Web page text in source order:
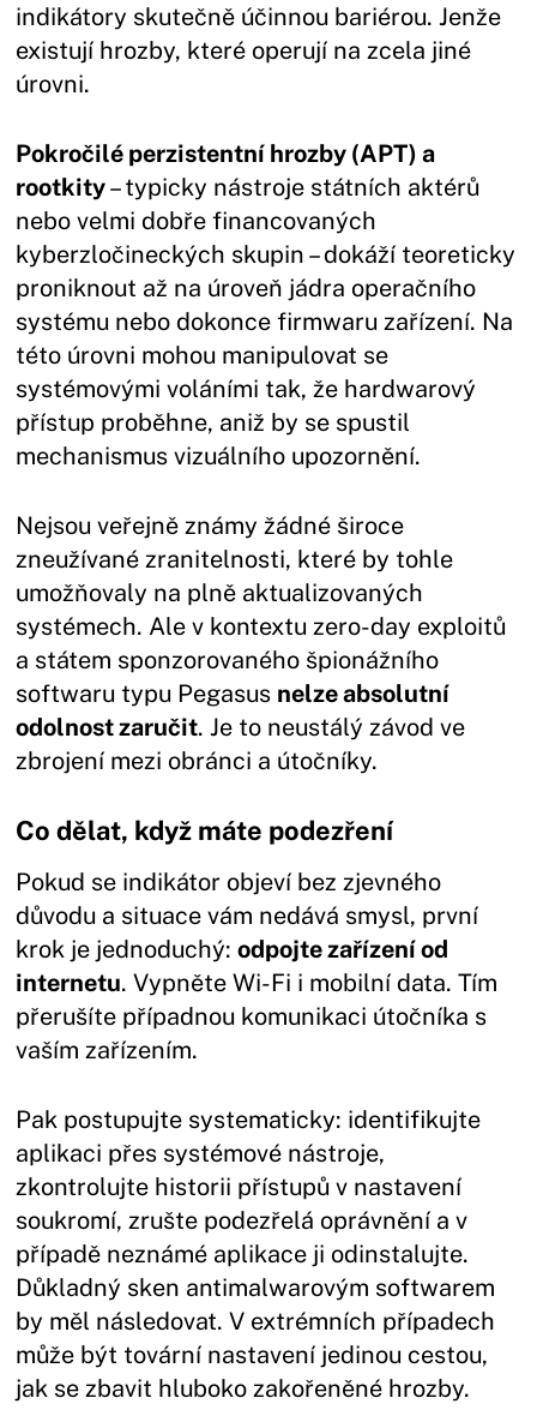
indikátory skutečně účinnou bariérou. Jenže
existují hrozby, které operují na zcela jiné
úrovni.
Pokročilé perzistentní hrozby (APT) a
rootkity– typicky nástroje státních aktérů
nebo velmi dobře financovaných
kyberzločineckých skupin – dokáží teoreticky
proniknout až na úroveň jádra operačního
systému nebo dokonce firmwaru zařízení. Na
této úrovni mohou manipulovat se
systémovými voláními tak, že hardwarový
přístup proběhne, aniž by se spustil
mechanismus vizuálního upozornění.
Nejsou veřejně známy žádné široce
zneužívané zranitelnosti, které by tohle
umožňovaly na plně aktualizovaných
systémech. Ale v kontextu zero-day exploitů
a státem sponzorovaného špionážního
softwaru typu Pegasus nelze absolutní
odolnost zaručit. Je to neustálý závod ve
zbrojení mezi obránci a útočníky.
Co dělat, když máte podezření
Pokud se indikátor objeví bez zjevného
důvodu a situace vám nedává smysl, první
krok je jednoduchý:odpojte zařízení od
internetu. Vypněte Wi-Fi i mobilní data. Tím
přerušíte případnou komunikaci útočníka s
vaším zařízením.
Pak postupujte systematicky: identifikujte
aplikaci přes systémové nástroje,
zkontrolujte historii přístupů v nastavení
soukromí, zrušte podezřelá oprávnění a v
případě neznámé aplikace ji odinstalujte.
Důkladný sken antimalwarovým softwarem
by měl následovat. V extrémních případech
může být tovární nastavení jedinou cestou,
jak se zbavit hluboko zakořeněné hrozby.